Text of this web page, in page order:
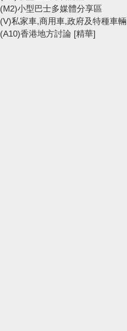
(M2)小型巴士多媒體分享區
(V)私家車,商用車,政府及特種車輛
(A10)香港地方討論 [精華]